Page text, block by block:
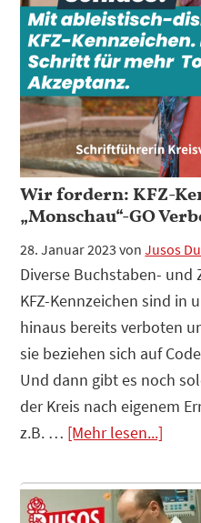
Wir fordern: KFZ-
„Monschau“-GO
28. Januar 2023 vonJusos
Diverse Buchstaben-
KFZ-Kennzeichen sind in
hinaus bereits verboten
sie beziehen sich auf
Und dann gibt es noch
der Kreis nach eigenem
z.B. … [Mehr lesen...]
Wir